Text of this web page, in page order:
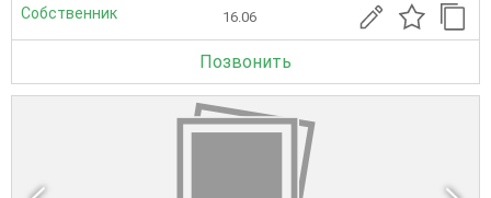
Собственник 16.06
Позвонить